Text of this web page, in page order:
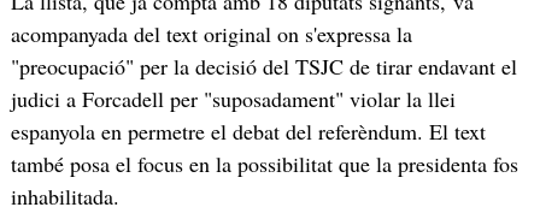
acompanyada del text original on s'expressa la
"preocupació" per la decisió del TSJC de tirar endavant el
judici a Forcadell per "suposadament" violar la llei
espanyola en permetre el debat del referèndum. El text
també posa el focus en la possibilitat que la presidenta fos
inhabilitada.